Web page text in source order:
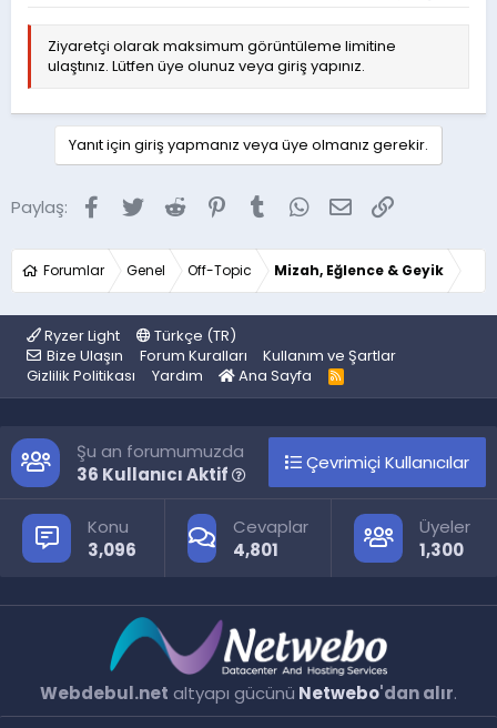
Ziyaretçi olarak maksimum görüntüleme limitine
ulaştınız. Lütfen üye olunuz veya giriş yapınız.
Yanıt için giriş yapmanız veya üye olmanız gerekir.
Paylaş: Facebook
Twitter Reddit Pinterest
Tumblr WhatsApp
E-posta
Forumlar Genel Off-Topic Mizah, Eğlence & Geyik
Ryzer Light
Türkçe (TR)
Bize Ulaşın
Forum Kuralları
Kullanım ve Şartlar
Gizlilik Politikası
Yardım Ana Sayfa
R
S
Şu an forumumuzda
36 Kullanıcı Aktif
Çevrimiçi Kullanıcılar
Konu
3,096
Cevaplar
4,801
Üyeler
1,300
Webdebul.net altyapı gücünü Netwebo'dan alır.